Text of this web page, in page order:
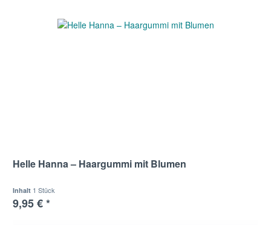
Helle Hanna – Haargummi mit Blumen
Inhalt 1 Stück
9,95 € *